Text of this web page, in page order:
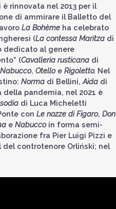
rinnovata nel 2013 per il
di ammirare il Balletto del
La Bohème ha celebrato
(La contessa Maritza di
dedicato al genere
(Cavalleria rusticana di
Nabucco, Otelloe Rigoletto. Nel
Norma di Bellini, Aida di
pandemia, nel 2021 è
di Luca Micheletti
con Le nozze di Figaro, Don
e Nabuccoin forma semi-
fra Pier Luigi Pizzi e
controtenore Orliński; nel